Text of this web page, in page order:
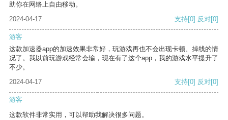
助你在网络上自由移动。
2024-04-17
支持[0] 反对[0]
游客
这款加速器app的加速效果非常好，玩游戏再也不会出现卡顿、掉线的情
况了。我以前玩游戏经常会输，现在有了这个app，我的游戏水平提升了
不少。
2024-04-17
支持[0] 反对[0]
游客
这款软件非常实用，可以帮助我解决很多问题。